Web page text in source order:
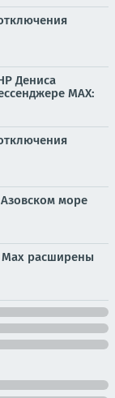
Дениса
MAX:
море
Мах расширены